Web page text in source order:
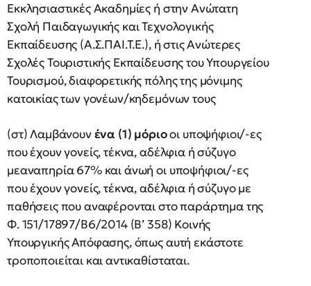
Εκκλησιαστικές Ακαδημίες ή στην Ανώτατη
Σχολή Παιδαγωγικής και Τεχνολογικής
Εκπαίδευσης (Α.Σ.ΠΑΙ.Τ.Ε.), ή στις Ανώτερες
Σχολές Τουριστικής Εκπαίδευσης του Υπουργείου
Τουρισμού, διαφορετικής πόλης της μόνιμης
κατοικίας των γονέων/κηδεμόνων τους
(στ) Λαμβάνουνένα (1) μόριοοι υποψήφιοι/-ες
που έχουν γονείς, τέκνα, αδέλφια ή σύζυγο
μεαναπηρία 67% και άνωή οι υποψήφιοι/-ες
που έχουν γονείς, τέκνα, αδέλφια ή σύζυγο με
παθήσεις που αναφέρονται στο παράρτημα της
Φ. 151/17897/Β6/2014 (Β’ 358) Κοινής
Υπουργικής Απόφασης, όπως αυτή εκάστοτε
τροποποιείται και αντικαθίσταται.